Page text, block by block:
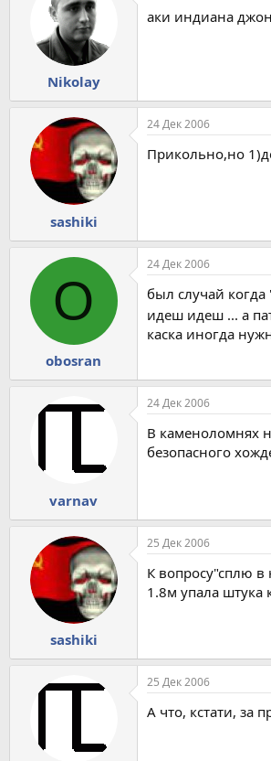
Nikolay
аки индиана
sashiki
24 Дек 2006
Прикольно,но
O
obosran
24 Дек 2006
был случай
идеш идеш ... а
каска иногда
varnav
24 Дек 2006
В каменоломнях
безопасного
sashiki
25 Дек 2006
К вопросу"сплю в
1.8м упала штука
25 Дек 2006
А что, кстати, за